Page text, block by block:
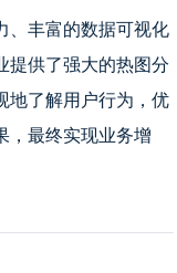
、丰富的数据可视化
提供了强大的热图分
地了解用户行为，优
，最终实现业务增